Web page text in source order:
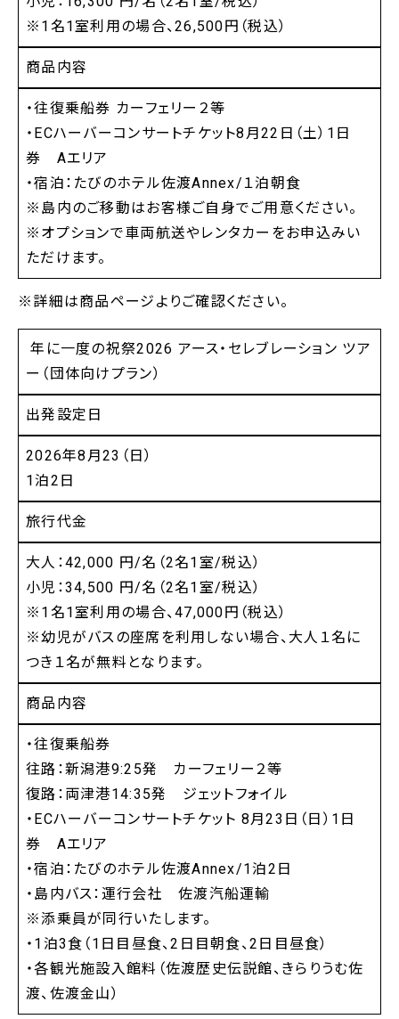
※1名1室利用の場合、26,500円（税込）
商品内容
・往復乗船券 カーフェリー２等
・ECハーバーコンサートチケット8月22日（土）1日
券 Aエリア
・宿泊：たびのホテル佐渡Annex/１泊朝食
※島内のご移動はお客様ご自身でご用意ください。
※オプションで車両航送やレンタカーをお申込みい
ただけます。
※詳細は商品ページよりご確認ください。
年に一度の祝祭2026 アース・セレブレーション ツア
ー（団体向けプラン）
出発設定日
2026年8月23（日）
1泊2日
旅行代金
大人：42,000 円/名（2名1室/税込）
小児：34,500 円/名（2名1室/税込）
※1名1室利用の場合、47,000円（税込）
※幼児がバスの座席を利用しない場合、大人１名に
つき１名が無料となります。
商品内容
・往復乗船券
往路：新潟港9:25発 カーフェリー２等
復路：両津港14:35発 ジェットフォイル
・ECハーバーコンサートチケット 8月23日（日）1日
券 Aエリア
・宿泊：たびのホテル佐渡Annex/1泊2日
・島内バス：運行会社 佐渡汽船運輸
※添乗員が同行いたします。
・1泊3食（1日目昼食、2日目朝食、2日目昼食）
・各観光施設入館料（佐渡歴史伝説館、きらりうむ佐
渡、佐渡金山）